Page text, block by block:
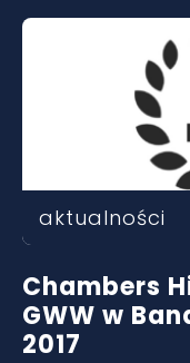
aktualności
Chambers
GWW w
2017